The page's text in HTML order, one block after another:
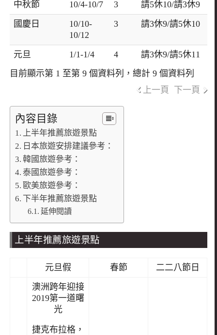
中秋節
10/4-10/7 3
請5休10/請3休9
國慶日
10/10-
10/12
3 請3休9/請5休10
元旦 1/1-1/4 4
請3休9/請5休11
目前顯示第 1 至第 9 個資料列，總計 9 個資料列
上一頁
下一頁
內容目錄
上半年推薦旅遊景點
日本旅遊安排建議參考：
韓國旅遊參考：
泰國旅遊參考：
歐美旅遊參考：
下半年推薦旅遊景點
延伸閱讀
上半年推薦旅遊景點
元旦假 春節 二二八節日
澳洲跨年迎接
2019第一道曙
光
捷克布拉格，